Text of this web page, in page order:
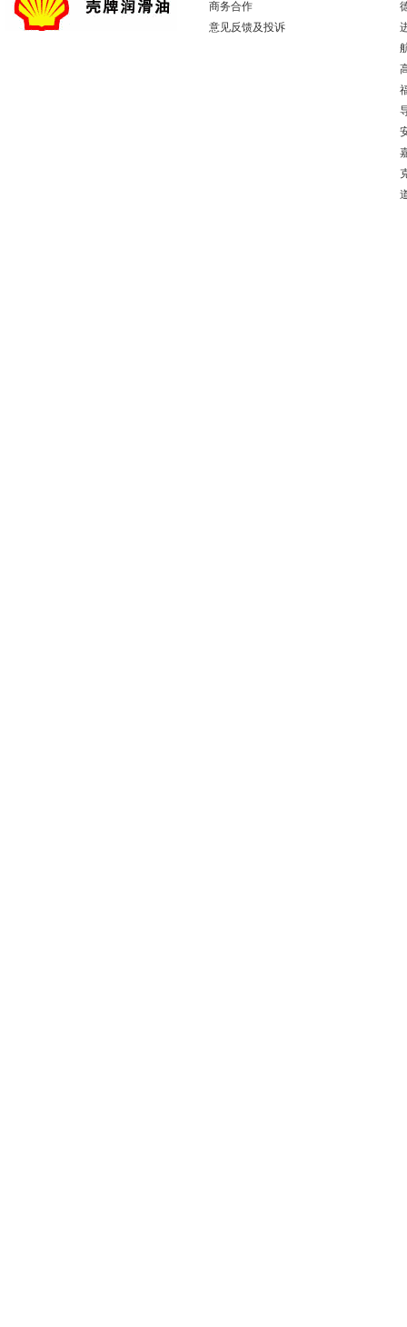
商务合作
意见反馈及投诉